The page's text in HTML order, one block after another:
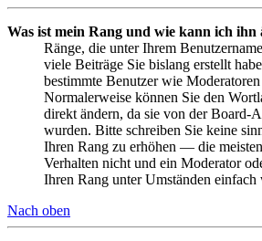
Was ist mein Rang und wie kann ich ihn
Ränge, die unter Ihrem
viele Beiträge Sie bislang erstellt
bestimmte Benutzer wie
Normalerweise können Sie den
direkt ändern, da sie von der Board-
wurden. Bitte schreiben Sie keine
Ihren Rang zu erhöhen — die
Verhalten nicht und ein Moderator
Ihren Rang unter Umständen einfach
Nach oben